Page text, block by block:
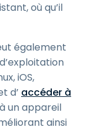
où qu’il
également
iOS,
d’ accéder à
un appareil
ainsi